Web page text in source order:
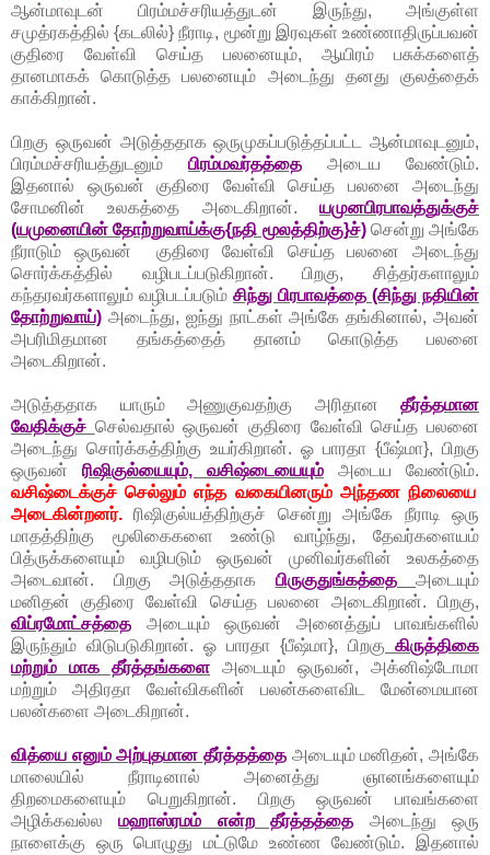
ஆன்மாவுடன் பிரம்மச்சரியத்துடன் இருந்து, அங்குள்ள
சமுத்ரகத்தில் {கடலில்} நீராடி, மூன்று இரவுகள் உண்ணாதிருப்பவன்
குதிரை வேள்வி செய்த பலனையும், ஆயிரம் பசுக்களைத்
தானமாகக் கொடுத்த பலனையும் அடைந்து தனது குலத்தைக்
காக்கிறான்.
பிறகு ஒருவன் அடுத்ததாக ஒருமுகப்படுத்தப்பட்ட ஆன்மாவுடனும்,
பிரம்மச்சரியத்துடனும் பிரம்மவர்தத்தை அடைய வேண்டும்.
இதனால் ஒருவன் குதிரை வேள்வி செய்த பலனை அடைந்து
சோமனின் உலகத்தை அடைகிறான். யமுனபிரபாவத்துக்குச்
(யமுனையின் தோற்றுவாய்க்கு{நதி மூலத்திற்கு}ச்)சென்று அங்கே
நீராடும் ஒருவன் குதிரை வேள்வி செய்த பலனை அடைந்து
சொர்க்கத்தில் வழிபடப்படுகிறான். பிறகு, சித்தர்களாலும்
கந்தரவர்களாலும் வழிபடப்படும் சிந்து பிரபாவத்தை (சிந்து நதியின்
தோற்றுவாய்) அடைந்து, ஐந்து நாட்கள் அங்கே தங்கினால், அவன்
அபரிமிதமான தங்கத்தைத் தானம் கொடுத்த பலனை
அடைகிறான்.
அடுத்ததாக யாரும் அணுகுவதற்கு அரிதான தீர்த்தமான
வேதிக்குச் செல்வதால் ஒருவன் குதிரை வேள்வி செய்த பலனை
அடைந்து சொர்க்கத்திற்கு உயர்கிறான். ஓ பாரதா {பீஷ்மா}, பிறகு
ஒருவன் ரிஷிகுல்யையும், வசிஷ்டையையும் அடைய வேண்டும்.
வசிஷ்டைக்குச் செல்லும் எந்த வகையினரும் அந்தண நிலையை
அடைகின்றனர்.ரிஷிகுல்யத்திற்குச் சென்று அங்கே நீராடி ஒரு
மாதத்திற்கு மூலிகைகளை உண்டு வாழ்ந்து, தேவர்களையம்
பித்ருக்களையும் வழிபடும் ஒருவன் முனிவர்களின் உலகத்தை
அடைவான். பிறகு அடுத்ததாக பிருகுதுங்கத்தை அடையும்
மனிதன் குதிரை வேள்வி செய்த பலனை அடைகிறான். பிறகு,
விப்ரமோட்சத்தை அடையும் ஒருவன் அனைத்துப் பாவங்களில்
இருந்தும் விடுபடுகிறான். ஓ பாரதா {பீஷ்மா}, பிறகு கிருத்திகை
மற்றும் மாக தீர்த்தங்களை அடையும் ஒருவன், அக்னிஷ்டோமா
மற்றும் அதிரதா வேள்விகளின் பலன்களைவிட மேன்மையான
பலன்களை அடைகிறான்.
வித்யை எனும் அற்புதமான தீர்த்தத்தை அடையும் மனிதன், அங்கே
மாலையில் நீராடினால் அனைத்து ஞானங்களையும்
திறமைகளையும் பெறுகிறான். பிறகு ஒருவன் பாவங்களை
அழிக்கவல்லமஹாஸ்ரமம் என்ற தீர்த்தத்தை அடைந்து ஒரு
நாளைக்கு ஒரு பொழுது மட்டுமே உண்ண வேண்டும். இதனால்